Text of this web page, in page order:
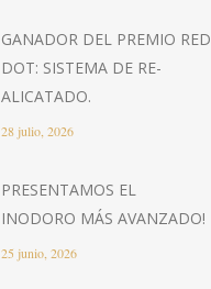
GANADOR DEL PREMIO RED
DOT: SISTEMA DE RE-
ALICATADO.
28 julio, 2026
PRESENTAMOS EL
INODORO MÁS AVANZADO!
25 junio, 2026